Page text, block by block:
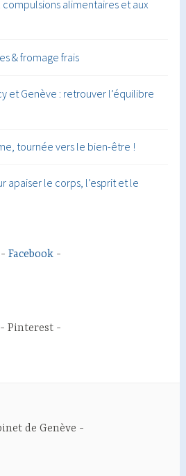
alimentaires et aux
& fromage frais
et Genève : retrouver l’équilibre
tournée vers le bien-être !
apaiser le corps, l’esprit et le
Facebook
Pinterest
de Genève